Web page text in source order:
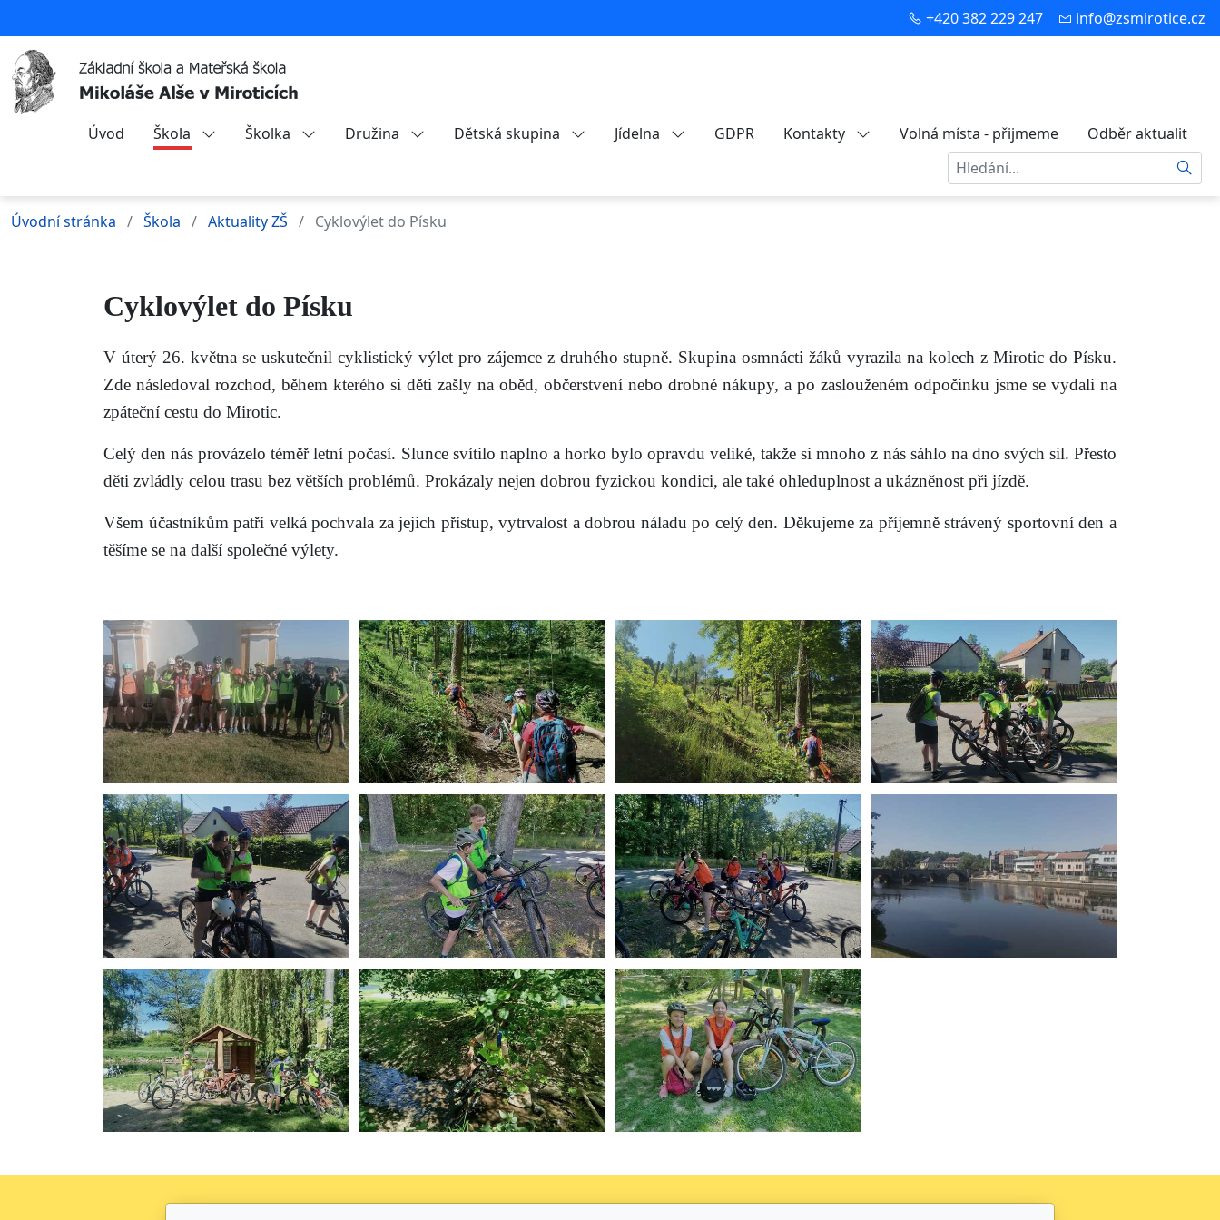
+420 382 229 247 info@zsmirotice.cz
Úvod Škola Školka Družina Dětská skupina Jídelna GDPR Kontakty Volná místa - přijmeme
Odběr aktualit
Hledat
Úvodní stránka Škola Aktuality ZŠ Cyklovýlet do Písku
Cyklovýlet do Písku
V úterý 26. května se uskutečnil cyklistický výlet pro zájemce z druhého stupně. Skupina osmnácti žáků vyrazila na kolech z Mirotic do Písku.
Zde následoval rozchod, během kterého si děti zašly na oběd, občerstvení nebo drobné nákupy, a po zaslouženém odpočinku jsme se vydali na
zpáteční cestu do Mirotic.
Celý den nás provázelo téměř letní počasí. Slunce svítilo naplno a horko bylo opravdu veliké, takže si mnoho z nás sáhlo na dno svých sil. Přesto
děti zvládly celou trasu bez větších problémů. Prokázaly nejen dobrou fyzickou kondici, ale také ohleduplnost a ukázněnost při jízdě.
Všem účastníkům patří velká pochvala za jejich přístup, vytrvalost a dobrou náladu po celý den. Děkujeme za příjemně strávený sportovní den a
těšíme se na další společné výlety.